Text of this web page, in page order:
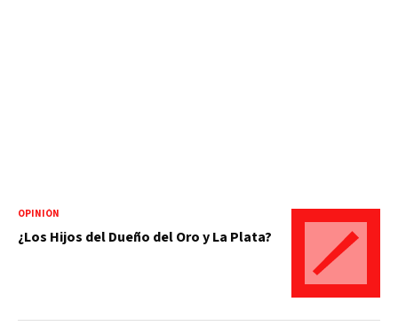
OPINIÓN
¿Los Hijos del Dueño del Oro y La Plata?